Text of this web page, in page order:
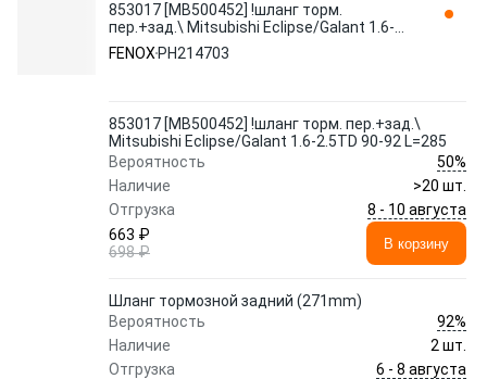
853017 [MB500452] !шланг торм.
пер.+зад.\ Mitsubishi Eclipse/Galant 1.6-
2.5TD 90-92 L=285 PH214703 FENOX
FENOX PH214703
853017 [MB500452] !шланг торм. пер.+зад.\
Mitsubishi Eclipse/Galant 1.6-2.5TD 90-92 L=285
Вероятность
50%
Наличие
>20 шт.
Отгрузка
8 - 10 августа
663 ₽
698 ₽
В корзину
Шланг тормозной задний (271mm)
Вероятность
92%
Наличие
2 шт.
Отгрузка
6 - 8 августа